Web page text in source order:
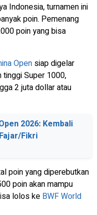
Indonesia, turnamen ini
poin. Pemenang
poin yang bisa
Open siap digelar
Super 1000,
2 juta dollar atau
2026: Kembali
Fikri
poin yang diperebutkan
poin akan mampu
lolos ke BWF World